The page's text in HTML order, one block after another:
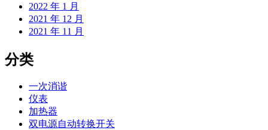
2022 年 1 月
2021 年 12 月
2021 年 11 月
分类
一次消谐
仪表
加热器
双电源自动转换开关